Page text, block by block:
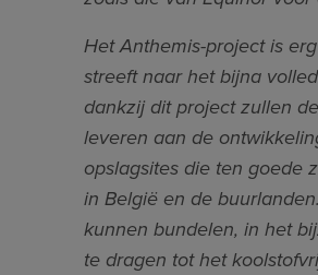
Het Anthemis-project is
streeft naar het bijna
dankzij dit project zullen
leveren aan de
opslagsites die ten goede
in België en de
kunnen bundelen, in het
te dragen tot het